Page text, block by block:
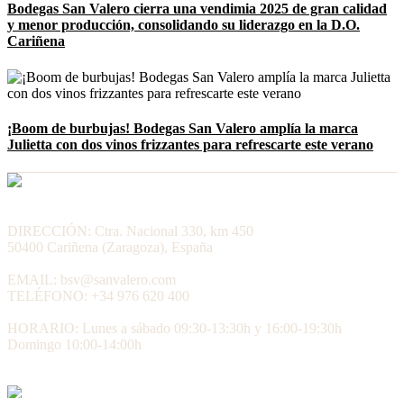
Bodegas San Valero cierra una vendimia 2025 de gran calidad
y menor producción, consolidando su liderazgo en la D.O.
Cariñena
¡Boom de burbujas! Bodegas San Valero amplía la marca
Julietta con dos vinos frizzantes para refrescarte este verano
DIRECCIÓN: Ctra. Nacional 330, km 450
50400 Cariñena (Zaragoza), España
EMAIL: bsv@sanvalero.com
TELÉFONO: +34 976 620 400
HORARIO: Lunes a sábado 09:30-13:30h y 16:00-19:30h
Domingo 10:00-14:00h